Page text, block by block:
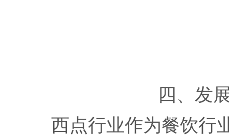
四、发
西点行业作为餐饮行